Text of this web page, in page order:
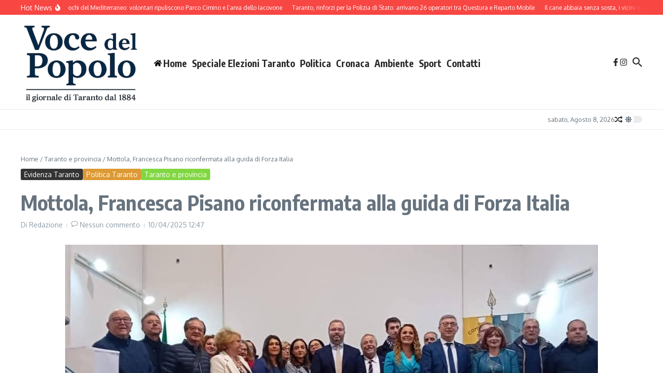
Salta al contenuto
Hot News
si prepara ai Giochi del Mediterraneo: volontari ripuliscono Parco Cimino e l’area dello Iacovone Taranto, rinforzi per la Polizia di Stato: arrivano 26 operatori tra Questura e Reparto Mobile Il cane abbaia senza sosta, i vicini danno
Home Speciale Elezioni Taranto Politica Cronaca Ambiente Sport Contatti
sabato, Agosto 8, 2026
Home /Taranto e provincia / Mottola, Francesca Pisano riconfermata alla guida di Forza Italia
Evidenza Taranto Politica Taranto Taranto e provincia
Mottola, Francesca Pisano riconfermata alla guida di Forza Italia
Di Redazione Nessun commento 10/04/2025 12:47